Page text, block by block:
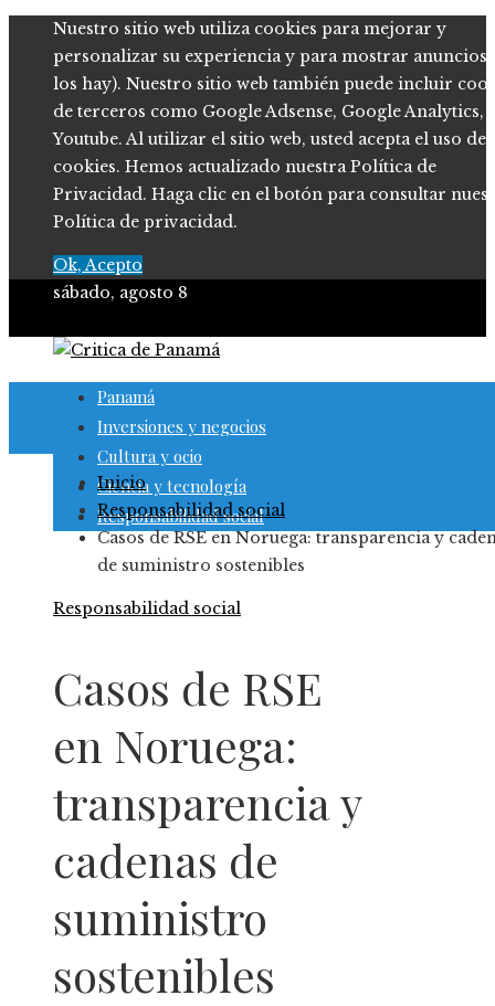
Nuestro sitio web utiliza cookies para mejorar y
personalizar su experiencia y para mostrar anuncios
los hay). Nuestro sitio web también puede incluir
de terceros como Google Adsense, Google Analytics,
Youtube. Al utilizar el sitio web, usted acepta el uso de
cookies. Hemos actualizado nuestra Política de
Privacidad. Haga clic en el botón para consultar
Política de privacidad.
Ok, Acepto
sábado, agosto 8
Panamá
Inversiones y negocios
Cultura y ocio
Ciencia y tecnología
Responsabilidad social
Inicio
Responsabilidad social
Casos de RSE en Noruega: transparencia y
de suministro sostenibles
Responsabilidad social
Casos de RSE
en Noruega:
transparencia y
cadenas de
suministro
sostenibles